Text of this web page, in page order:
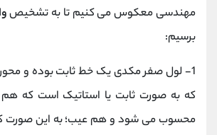
مهندسی معکوس می کنیم تا به تشخیص
برسیم:
1- لول صفر مکدی یک خط ثابت بوده و محور
که به صورت ثابت یا استاتیک است که
محسوب می شود و هم عیب؛ به این صورت